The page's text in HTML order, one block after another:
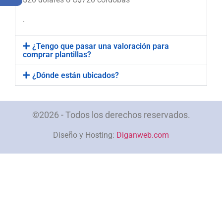
.
¿Tengo que pasar una valoración para
comprar plantillas?
¿Dónde están ubicados?
©2026 - Todos los derechos reservados.
Diseño y Hosting: Diganweb.com